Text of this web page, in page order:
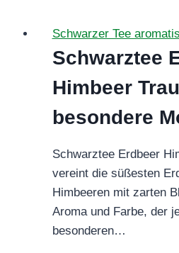
Genuss
Schwarzer Tee
Schwarztee
Himbeer
besondere
Schwarztee Erdbeer
vereint die süßesten
Himbeeren mit zarten
Aroma und Farbe, der
besonderen…